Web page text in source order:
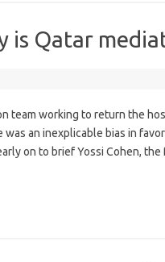
is Qatar
team working to return the
an inexplicable bias in
on to brief Yossi Cohen, the